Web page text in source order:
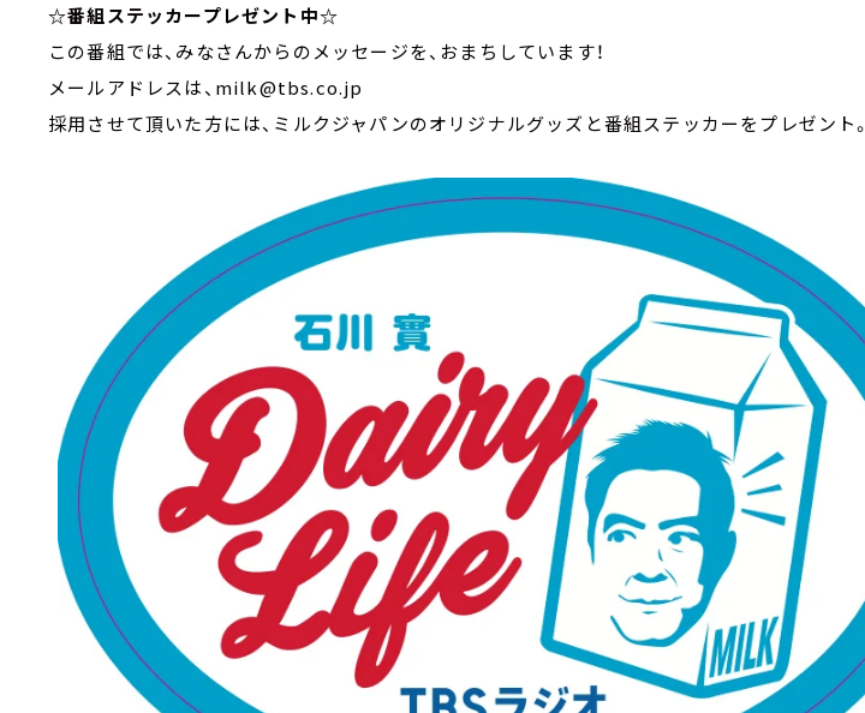
☆番組ステッカープレゼント中☆
この番組では、みなさんからのメッセージを、おまちしています！
メールアドレスは、milk@tbs.co.jp
採用させて頂いた方には、ミルクジャパンのオリジナルグッズと番組ステッカーをプレゼント。